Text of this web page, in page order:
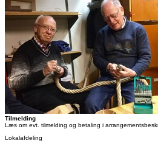
Tilmelding
Læs om evt. tilmelding og betaling i
Lokalafdeling